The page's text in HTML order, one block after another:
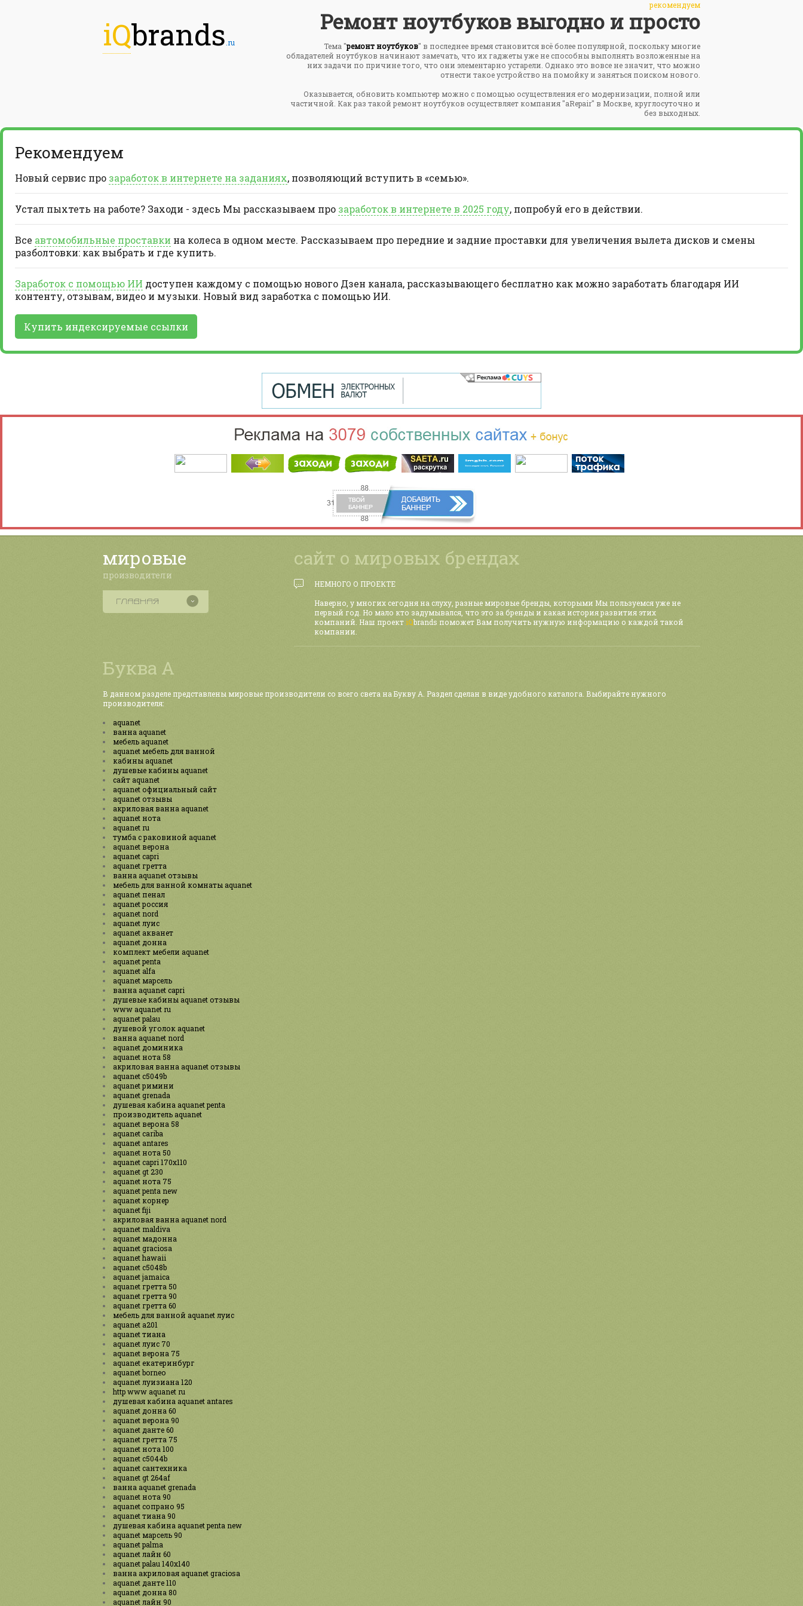
iQbrands .ru
рекомендуем
Ремонт ноутбуков выгодно и просто
Тема "ремонт ноутбуков" в последнее время становится всё более популярной, поскольку многие
обладателей ноутбуков начинают замечать, что их гаджеты уже не способны выполнять возложенные на
них задачи по причине того, что они элементарно устарели. Однако это вовсе не значит, что можно
отнести такое устройство на помойку и заняться поиском нового.
Оказывается, обновить компьютер можно с помощью осуществления его модернизации, полной или
частичной. Как раз такой ремонт ноутбуков осуществляет компания "aRepair" в Москве, круглосуточно и
без выходных.
Рекомендуем
Новый сервис про заработок в интернете на заданиях, позволяющий вступить в «семью».
Устал пыхтеть на работе? Заходи - здесь Мы рассказываем про заработок в интернете в 2025 году, попробуй его в действии.
Все автомобильные проставки на колеса в одном месте. Рассказываем про передние и задние проставки для увеличения вылета дисков и смены
разболтовки: как выбрать и где купить.
Заработок с помощью ИИ доступен каждому с помощью нового Дзен канала, рассказывающего бесплатно как можно заработать благодаря ИИ
контенту, отзывам, видео и музыки. Новый вид заработка с помощью ИИ.
Купить индексируемые ссылки
мировые
производители
сайт о мировых брендах
НЕМНОГО О ПРОЕКТЕ
Наверно, у многих сегодня на слуху, разные мировые бренды, которыми Мы пользуемся уже не
первый год. Но мало кто задумывался, что это за бренды и какая история развития этих
компаний. Наш проект iQbrands поможет Вам получить нужную информацию о каждой такой
компании.
Буква А
В данном разделе представлены мировые производители со всего света на Букву А. Раздел сделан в виде удобного каталога. Выбирайте нужного
производителя:
aquanet
ванна aquanet
мебель aquanet
aquanet мебель для ванной
кабины aquanet
душевые кабины aquanet
сайт aquanet
aquanet официальный сайт
aquanet отзывы
акриловая ванна aquanet
aquanet нота
aquanet ru
тумба с раковиной aquanet
aquanet верона
aquanet capri
aquanet гретта
ванна aquanet отзывы
мебель для ванной комнаты aquanet
aquanet пенал
aquanet россия
aquanet nord
aquanet луис
aquanet акванет
aquanet донна
комплект мебели aquanet
aquanet penta
aquanet alfa
aquanet марсель
ванна aquanet capri
душевые кабины aquanet отзывы
www aquanet ru
aquanet palau
душевой уголок aquanet
ванна aquanet nord
aquanet доминика
aquanet нота 58
акриловая ванна aquanet отзывы
aquanet c5049b
aquanet римини
aquanet grenada
душевая кабина aquanet penta
производитель aquanet
aquanet верона 58
aquanet cariba
aquanet antares
aquanet нота 50
aquanet capri 170x110
aquanet gt 230
aquanet нота 75
aquanet penta new
aquanet корнер
aquanet fiji
акриловая ванна aquanet nord
aquanet maldiva
aquanet мадонна
aquanet graciosa
aquanet hawaii
aquanet c5048b
aquanet jamaica
aquanet гретта 50
aquanet гретта 90
aquanet гретта 60
мебель для ванной aquanet луис
aquanet a201
aquanet тиана
aquanet луис 70
aquanet верона 75
aquanet екатеринбург
aquanet borneo
aquanet луизиана 120
http www aquanet ru
душевая кабина aquanet antares
aquanet донна 60
aquanet верона 90
aquanet данте 60
aquanet гретта 75
aquanet нота 100
aquanet c5044b
aquanet сантехника
aquanet gt 264af
ванна aquanet grenada
aquanet нота 90
aquanet сопрано 95
aquanet тиана 90
душевая кабина aquanet penta new
aquanet марсель 90
aquanet palma
aquanet лайн 60
aquanet palau 140x140
ванна акриловая aquanet graciosa
aquanet данте 110
aquanet донна 80
aquanet лайн 90